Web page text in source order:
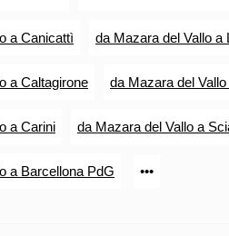
a Canicattì da Mazara del Vallo a
a Caltagirone da Mazara del
a Carini da Mazara del Vallo a
a Barcellona PdG •••